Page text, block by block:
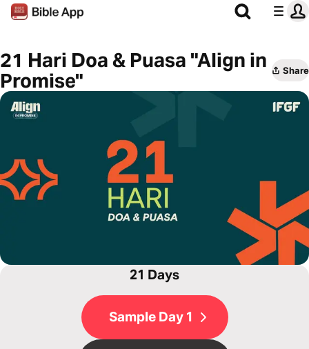
21 Hari Doa & Puasa "Align in
Promise"
Share
21 Days
Sample Day 1